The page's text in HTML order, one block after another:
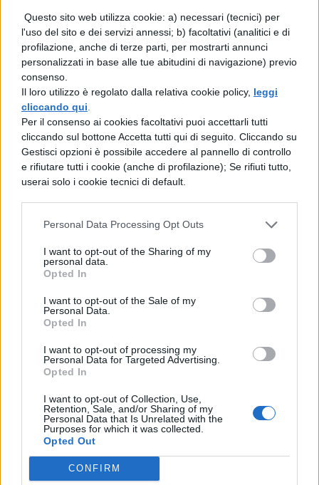
Questo sito web utilizza cookie: a) necessari (tecnici) per
l'uso del sito e dei servizi annessi; b) facoltativi (analitici e di
profilazione, anche di terze parti, per mostrarti annunci
personalizzati in base alle tue abitudini di navigazione) previo
consenso.
Il loro utilizzo è regolato dalla relativa cookie policy, leggi
cliccando qui
Per il consenso ai cookies facoltativi puoi accettarli tutti
cliccando sul bottone Accetta tutti qui di seguito. Cliccando su
Gestisci opzioni è possibile accedere al pannello di controllo
e rifiutare tutti i cookie (anche di profilazione); Se rifiuti tutto,
userai solo i cookie tecnici di default.
Personal Data Processing Opt Outs
I want to opt-out of the Sharing of my
personal data.
Opted In
I want to opt-out of the Sale of my
Personal Data.
Opted In
I want to opt-out of processing my
Personal Data for Targeted Advertising.
Opted In
I want to opt-out of Collection, Use,
Retention, Sale, and/or Sharing of my
Personal Data that Is Unrelated with the
Purposes for which it was collected.
Opted Out
CONFIRM
TI POTREBBE INTERESSARE
Formazione docenti e
fissa minimo 40 ore
annue e punta sulla
didattica digitale